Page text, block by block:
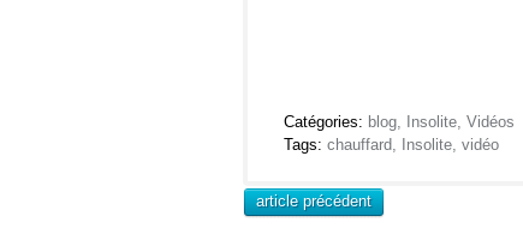
Catégories: blog, Insolite, Vidéos
Tags: chauffard, Insolite, vidéo
article précédent